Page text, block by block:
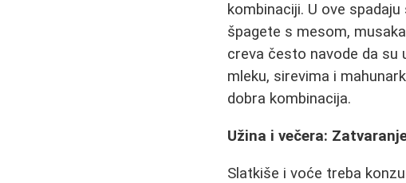
kombinaciji. U ove
špagete s mesom,
creva često navode da su
mleku, sirevima i
dobra kombinacija.
Užina i večera:
Slatkiše i voće treba